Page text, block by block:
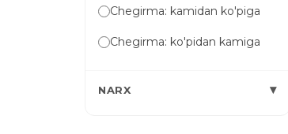
Chegirma: kamidan ko'piga
Chegirma: ko'pidan kamiga
NARX ▾